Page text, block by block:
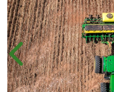
Anterior